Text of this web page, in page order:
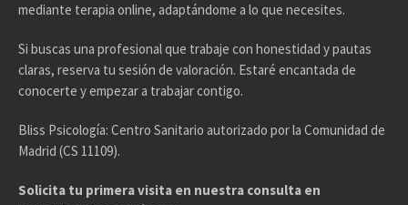
mediante terapia online, adaptándome a lo que necesites.
Si buscas una profesional que trabaje con honestidad y pautas
claras, reserva tu sesión de valoración. Estaré encantada de
conocerte y empezar a trabajar contigo.
Bliss Psicología: Centro Sanitario autorizado por la Comunidad de
Madrid (CS 11109).
Solicita tu primera visita en nuestra consulta en